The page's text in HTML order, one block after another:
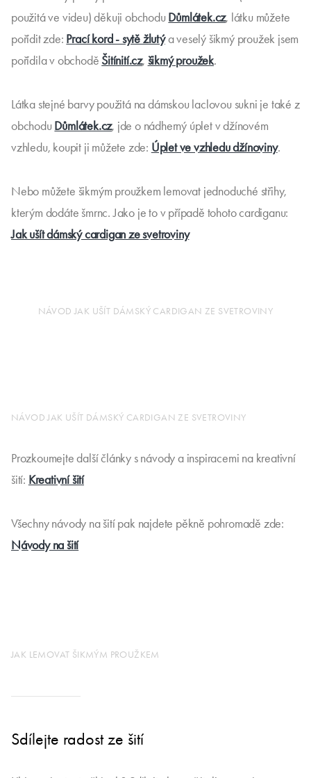
použitá ve videu) děkuji obchodu Důmlátek.cz, látku můžete
pořídit zde: Prací kord - sytě žlutýa veselý šikmý proužek jsem
pořídila v obchodě Šitínití.cz, šikmý proužek.
Látka stejné barvy použitá na dámskou laclovou sukni je také z
obchodu Důmlátek.cz, jde o nádherný úplet v džínovém
vzhledu, koupit ji můžete zde: Úplet ve vzhledu džínoviny.
Nebo můžete šikmým proužkem lemovat jednoduché střihy,
kterým dodáte šmrnc. Jako je to v případě tohoto cardiganu:
Jak ušít dámský cardigan ze svetroviny
NÁVOD JAK UŠÍT DÁMSKÝ CARDIGAN ZE SVETROVINY
NÁVOD JAK UŠÍT DÁMSKÝ CARDIGAN ZE SVETROVINY
Prozkoumejte další články s návody a inspiracemi na kreativní
šití: Kreativní šití
Všechny návody na šití pak najdete pěkně pohromadě zde:
Návody na šití
JAK LEMOVAT ŠIKMÝM PROUŽKEM
Sdílejte radost ze šití